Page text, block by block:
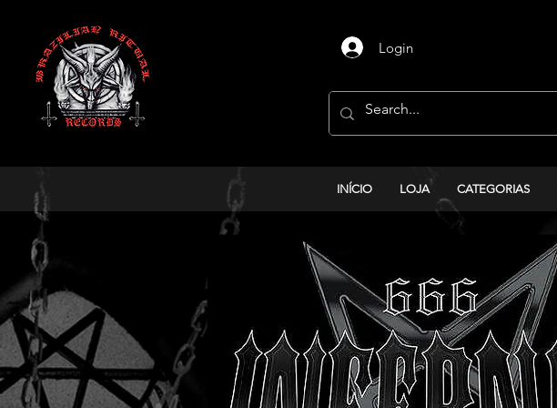
Login
INÍCIO LOJA CATEGORIAS